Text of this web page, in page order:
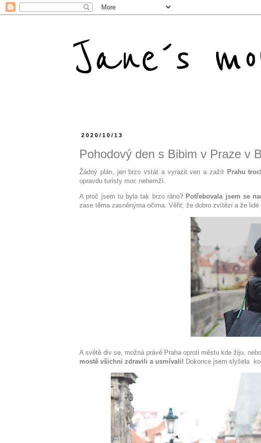
Jane´s
2020/10/13
Pohodový den s Bibim v Praze v
Žádný plán, jen brzo vstát a vyrazit ven a zažít Prahu
opravdu turisty moc nehemží.
A proč jsem tu byla tak brzo ráno? Potřebovala jsem se
zase těma zasněnýma očima. Věřit, že dobro zvítězi a že
A světě div se, možná právě Praha oproti městu kde žiju,
mostě všichni zdravili a usmívali! Dokonce jsem slyšela